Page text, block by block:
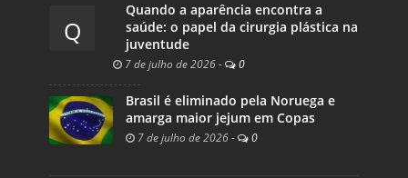
Q
Quando a aparência encontra a
saúde: o papel da cirurgia plástica na
juventude
7 de julho de 2026 - 0
Brasil é eliminado pela Noruega e
amarga maior jejum em Copas
7 de julho de 2026 - 0